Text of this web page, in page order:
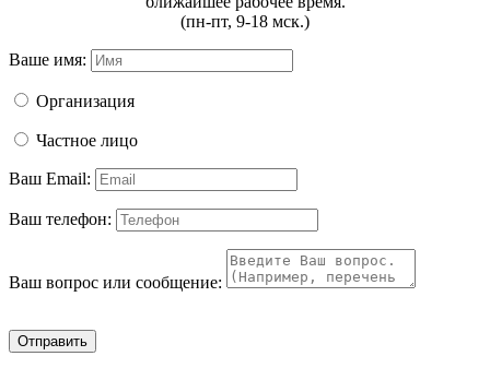
(пн-пт, 9-18 мск.)
Ваше имя:
Организация
Частное лицо
Ваш Email:
Ваш телефон:
Ваш вопрос или сообщение:
Отправить